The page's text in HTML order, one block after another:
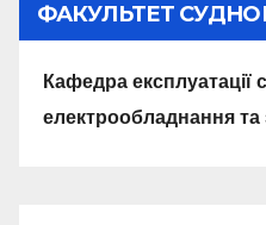
ФАКУЛЬТЕТ
Кафедра експлуатації
електрообладнання та